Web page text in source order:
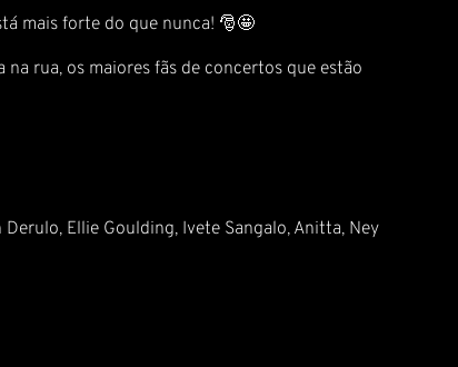
mais forte do que nunca! 🎅🤩
rua, os maiores fãs de concertos que estão
Ellie Goulding, Ivete Sangalo, Anitta, Ney